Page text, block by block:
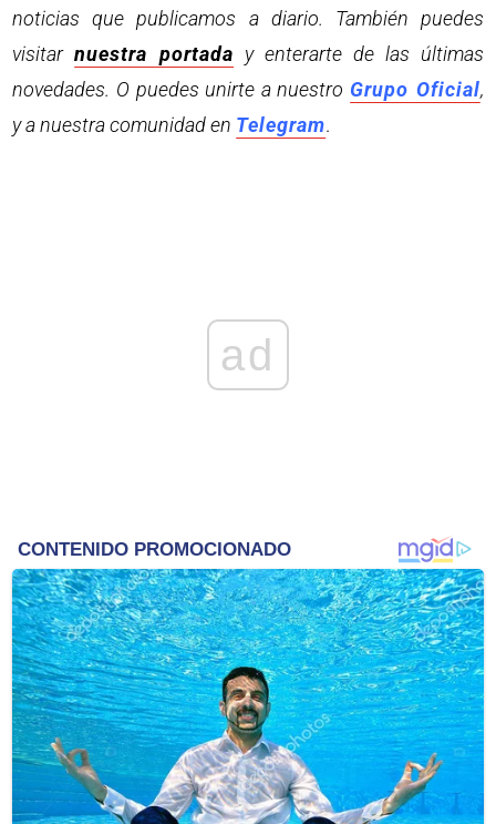
noticias que publicamos a diario. También puedes
visitarnuestra portada y enterarte de las últimas
novedades. O puedes unirte a nuestro Grupo Oficial,
y a nuestra comunidad en Telegram.
ad